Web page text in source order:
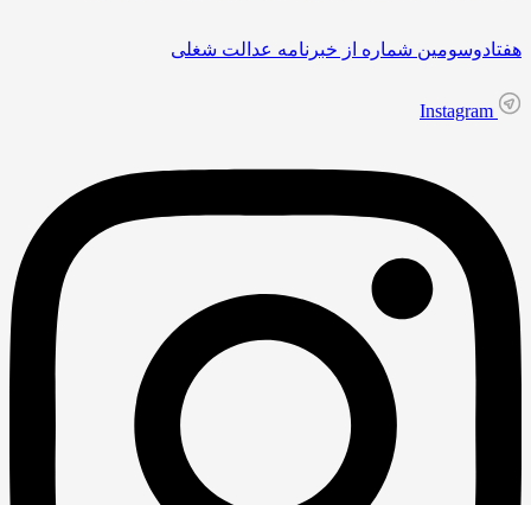
هفتادوسومین شماره از خبرنامه عدالت شغلی
Instagram